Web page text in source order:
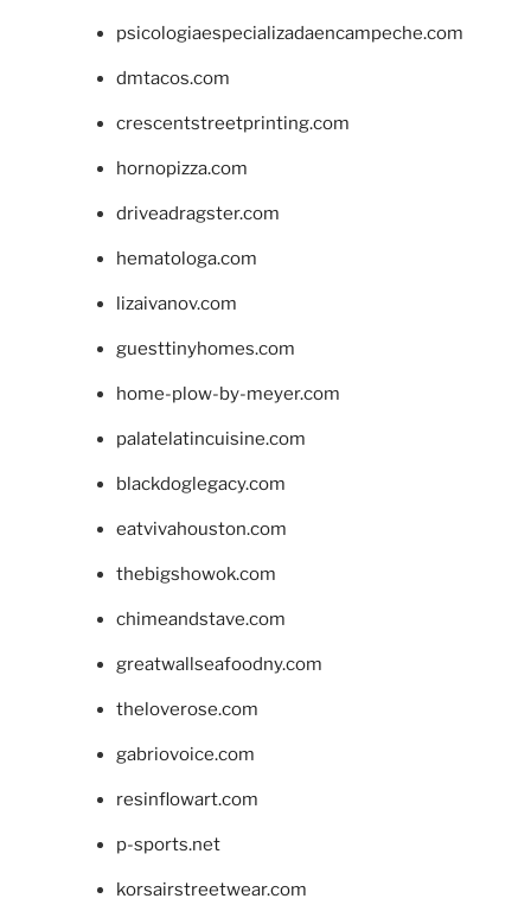
psicologiaespecializadaencampeche.com
dmtacos.com
crescentstreetprinting.com
hornopizza.com
driveadragster.com
hematologa.com
lizaivanov.com
guesttinyhomes.com
home-plow-by-meyer.com
palatelatincuisine.com
blackdoglegacy.com
eatvivahouston.com
thebigshowok.com
chimeandstave.com
greatwallseafoodny.com
theloverose.com
gabriovoice.com
resinflowart.com
p-sports.net
korsairstreetwear.com